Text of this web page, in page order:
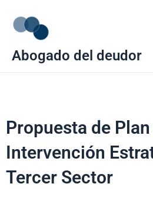
contenido
Abogado del deudor
Propuesta de
Intervención
Tercer Sector